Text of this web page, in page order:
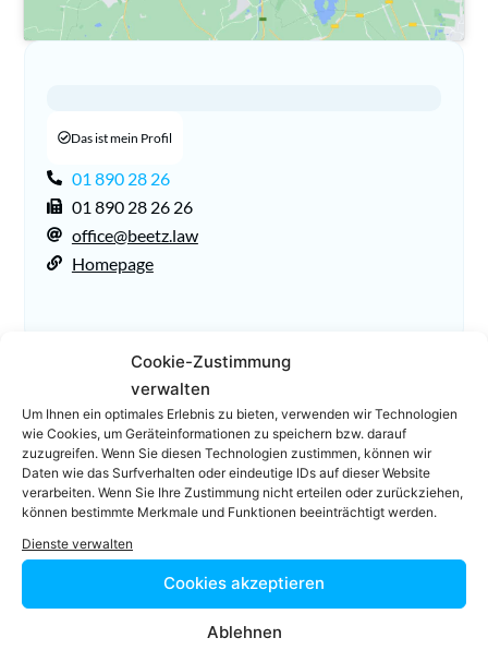
Cookie-Zustimmung
verwalten
Um Ihnen ein optimales Erlebnis zu bieten, verwenden wir Technologien
wie Cookies, um Geräteinformationen zu speichern bzw. darauf
zuzugreifen. Wenn Sie diesen Technologien zustimmen, können wir
Daten wie das Surfverhalten oder eindeutige IDs auf dieser Website
verarbeiten. Wenn Sie Ihre Zustimmung nicht erteilen oder zurückziehen,
können bestimmte Merkmale und Funktionen beeinträchtigt werden.
Dienste verwalten
Cookies akzeptieren
Ablehnen
Das ist mein Profil
01 890 28 26
01 890 28 26 26
office@beetz.law
Homepage
Facebook Twitter
LinkedIn
Jetzt zum Newsletter